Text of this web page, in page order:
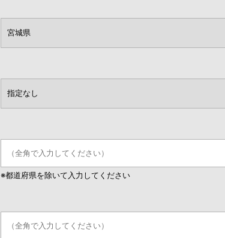
※都道府県を除いて入力してください